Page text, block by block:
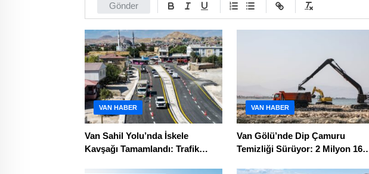
Gönder
VAN HABER
Van Sahil Yolu’nda İskele
Kavşağı Tamamlandı: Trafik
VAN HABER
Van Gölü’nde Dip Çamuru
Temizliği Sürüyor: 2 Milyon 165